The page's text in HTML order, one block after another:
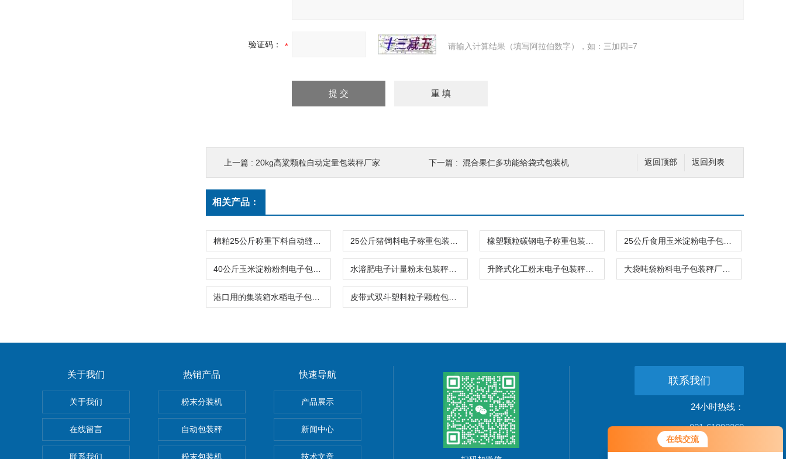
在线交流
您好！欢迎前来咨询，很高兴为您
服务，请问您要咨询什么问题呢？
验证码： 请输入计算结果（填写阿拉伯数字），如：三加四=7
返回列表
返回顶部
上一篇 : 20kg高粱颗粒自动定量包装秤厂家 下一篇 : 混合果仁多功能给袋式包装机
相关产品：
关于我们
关于我们
在线留言
联系我们
热销产品
粉末分装机
自动包装秤
粉末包装机
快速导航
产品展示
新闻中心
技术文章
联系我们
24小时热线：
021-61993269
公司地址：